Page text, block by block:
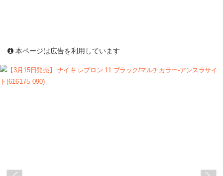
本ページは広告を利用しています